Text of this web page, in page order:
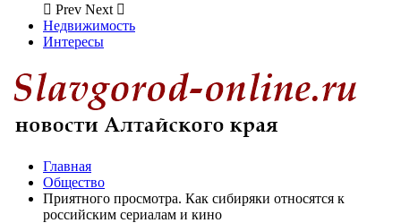
Prev Next
Недвижимость
Интересы
Главная
Общество
Приятного просмотра. Как сибиряки относятся к
российским сериалам и кино